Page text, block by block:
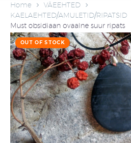
Home
VÄEEHTED
KAELAEHTED/AMULETID/RIPATSID
Must obsidiaan ovaalne suur ripats
OUT OF STOCK